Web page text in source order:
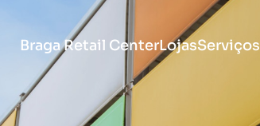
Braga Retail CenterLojasServiços